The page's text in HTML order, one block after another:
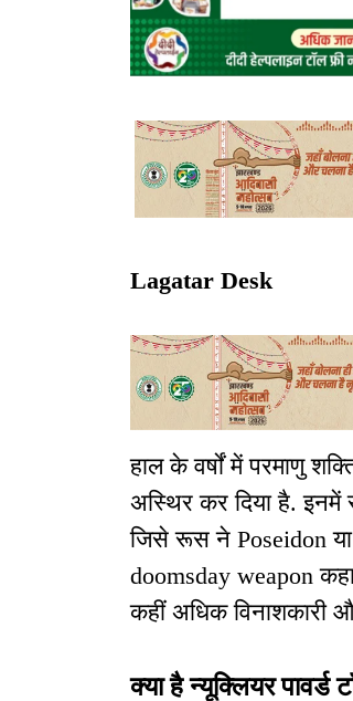
Lagatar Desk
हाल के वर्षों में परमाणु
अस्थिर कर दिया है. इनमें
जिसे रूस ने Poseidon या
doomsday weapon कहा
कहीं अधिक विनाशकारी
क्या है न्यूक्लियर पावर्ड